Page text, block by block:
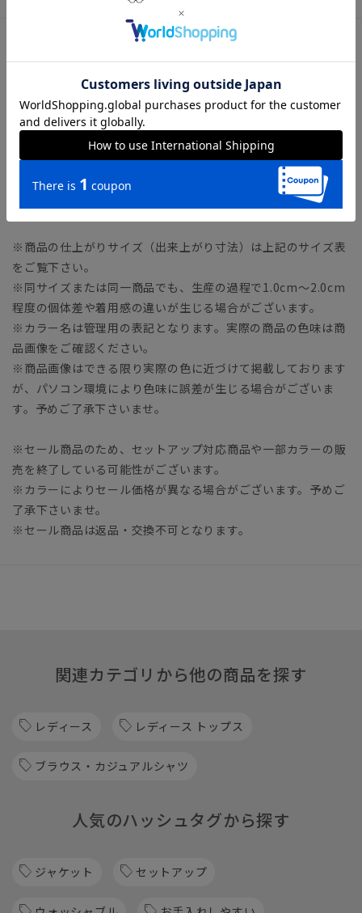
モデル：168cm B80cm W59cm H87cm
着用サイズ：38
【36】着丈47.0cm バスト107.5cm 肩幅30.5cm 袖丈
33.3cm
【38】着丈47.7cm バスト110.5cm 肩幅31.5cm 袖丈
34.0cm
※商品の仕上がりサイズ（出来上がり寸法）は上記のサイズ表
をご覧下さい。
※同サイズまたは同一商品でも、生産の過程で1.0cm～2.0cm
程度の個体差や着用感の違いが生じる場合がございます。
※カラー名は管理用の表記となります。実際の商品の色味は商
品画像をご確認ください。
※商品画像はできる限り実際の色に近づけて掲載しております
が、パソコン環境により色味に誤差が生じる場合がございま
す。予めご了承下さいませ。
※セール商品のため、セットアップ対応商品や一部カラーの販
売を終了している可能性がございます。
※カラーによりセール価格が異なる場合がございます。予めご
了承下さいませ。
※セール商品は返品・交換不可となります。
関連カテゴリから他の商品を探す
レディース レディース トップス
ブラウス・カジュアルシャツ
人気のハッシュタグから探す
ジャケット セットアップ